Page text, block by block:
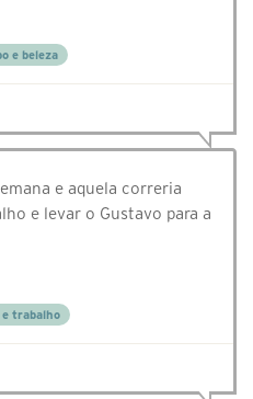
e beleza
e aquela correria
e levar o Gustavo para a
e trabalho